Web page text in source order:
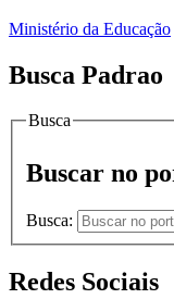
Ministério da Educação
Busca Padrao
Busca
Buscar no
Busca:
Redes Sociais